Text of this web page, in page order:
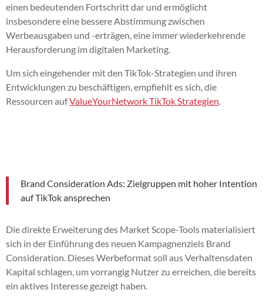
einen bedeutenden Fortschritt dar und ermöglicht
insbesondere eine bessere Abstimmung zwischen
Werbeausgaben und -erträgen, eine immer wiederkehrende
Herausforderung im digitalen Marketing.
Um sich eingehender mit den TikTok-Strategien und ihren
Entwicklungen zu beschäftigen, empfiehlt es sich, die
Ressourcen aufValueYourNetwork TikTok Strategien.
Brand Consideration Ads: Zielgruppen mit hoher Intention
auf TikTok ansprechen
Die direkte Erweiterung des Market Scope-Tools materialisiert
sich in der Einführung des neuen Kampagnenziels Brand
Consideration. Dieses Werbeformat soll aus Verhaltensdaten
Kapital schlagen, um vorrangig Nutzer zu erreichen, die bereits
ein aktives Interesse gezeigt haben.